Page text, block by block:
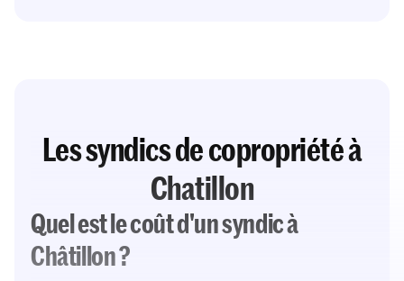
Les syndics de copropriété à
Chatillon
Quel est le coût d'un syndic à
Châtillon ?